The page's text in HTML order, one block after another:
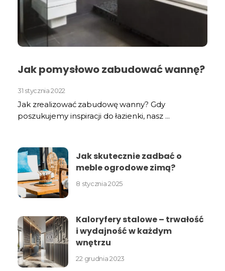
Jak pomysłowo zabudować wannę?
31 stycznia 2022
Jak zrealizować zabudowę wanny? Gdy
poszukujemy inspiracji do łazienki, nasz ...
Jak skutecznie zadbać o
meble ogrodowe zimą?
8 stycznia 2025
Kaloryfery stalowe – trwałość
i wydajność w każdym
wnętrzu
22 grudnia 2023